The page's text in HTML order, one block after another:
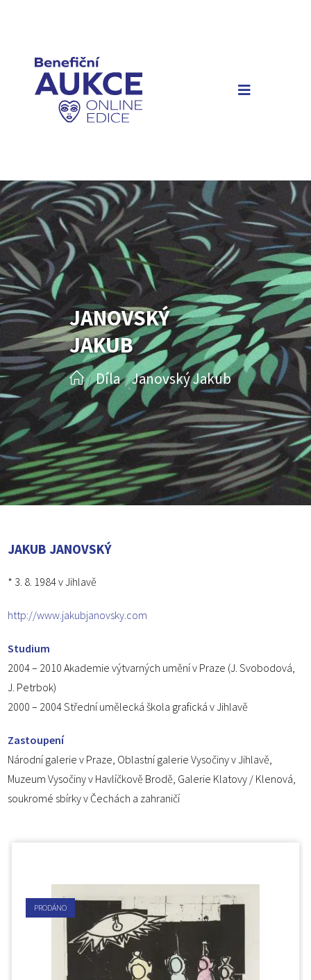
JANOVSKÝ
JAKUB
/ Díla / Janovský Jakub
JAKUB JANOVSKÝ
* 3. 8. 1984 v Jihlavě
http://www.jakubjanovsky.com
Studium
2004 – 2010 Akademie výtvarných umění v Praze (J. Svobodová,
J. Petrbok)
2000 – 2004 Střední umělecká škola grafická v Jihlavě
Zastoupení
Národní galerie v Praze, Oblastní galerie Vysočiny v Jihlavě,
Muzeum Vysočiny v Havlíčkově Brodě, Galerie Klatovy / Klenová,
soukromé sbírky v Čechách a zahraničí
PRODÁNO